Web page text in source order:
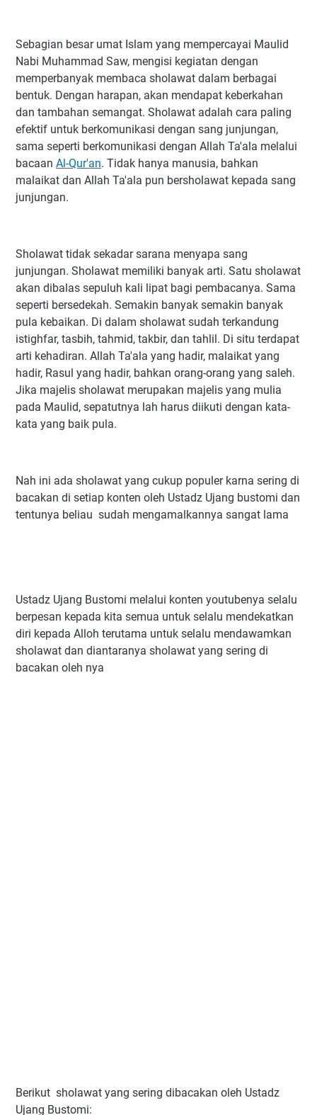
Sebagian besar umat Islam yang mempercayai Maulid
Nabi Muhammad Saw, mengisi kegiatan dengan
memperbanyak membaca sholawat dalam berbagai
bentuk. Dengan harapan, akan mendapat keberkahan
dan tambahan semangat. Sholawat adalah cara paling
efektif untuk berkomunikasi dengan sang junjungan,
sama seperti berkomunikasi dengan Allah Ta'ala melalui
bacaan Al-Qur'an. Tidak hanya manusia, bahkan
malaikat dan Allah Ta'ala pun bersholawat kepada sang
junjungan.
Sholawat tidak sekadar sarana menyapa sang
junjungan. Sholawat memiliki banyak arti. Satu sholawat
akan dibalas sepuluh kali lipat bagi pembacanya. Sama
seperti bersedekah. Semakin banyak semakin banyak
pula kebaikan. Di dalam sholawat sudah terkandung
istighfar, tasbih, tahmid, takbir, dan tahlil. Di situ terdapat
arti kehadiran. Allah Ta'ala yang hadir, malaikat yang
hadir, Rasul yang hadir, bahkan orang-orang yang saleh.
Jika majelis sholawat merupakan majelis yang mulia
pada Maulid, sepatutnya lah harus diikuti dengan kata-
kata yang baik pula.
Nah ini ada sholawat yang cukup populer karna sering di
bacakan di setiap konten oleh Ustadz Ujang bustomi dan
tentunya beliau sudah mengamalkannya sangat lama
Ustadz Ujang Bustomi melalui konten youtubenya selalu
berpesan kepada kita semua untuk selalu mendekatkan
diri kepada Alloh terutama untuk selalu mendawamkan
sholawat dan diantaranya sholawat yang sering di
bacakan oleh nya
Berikut sholawat yang sering dibacakan oleh Ustadz
Ujang Bustomi: